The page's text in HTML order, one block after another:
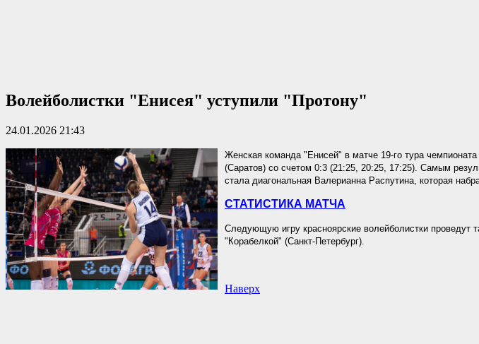
Волейболистки "Енисея" уступили "Протону"
24.01.2026 21:43
Женская команда "Енисей" в матче 19-го тура
(Саратов) со счетом 0:3 (21:25, 20:25, 17:25). Самым
стала диагональная Валерианна Распутина, которая
СТАТИСТИКА МАТЧА
Следующую игру красноярские волейболистки проведут
"Корабелкой" (Санкт-Петербург).
Наверх